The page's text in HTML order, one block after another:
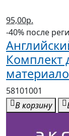
95,00р.
-40% после
Комплект
58101001
В корзину